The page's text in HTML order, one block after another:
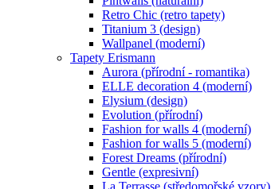
Retro Chic (retro tapety)
Titanium 3 (design)
Wallpanel (moderní)
Tapety Erismann
Aurora (přírodní - romantika)
ELLE decoration 4 (moderní)
Elysium (design)
Evolution (přírodní)
Fashion for walls 4 (moderní)
Fashion for walls 5 (moderní)
Forest Dreams (přírodní)
Gentle (expresivní)
La Terrasse (středomořské vzory)